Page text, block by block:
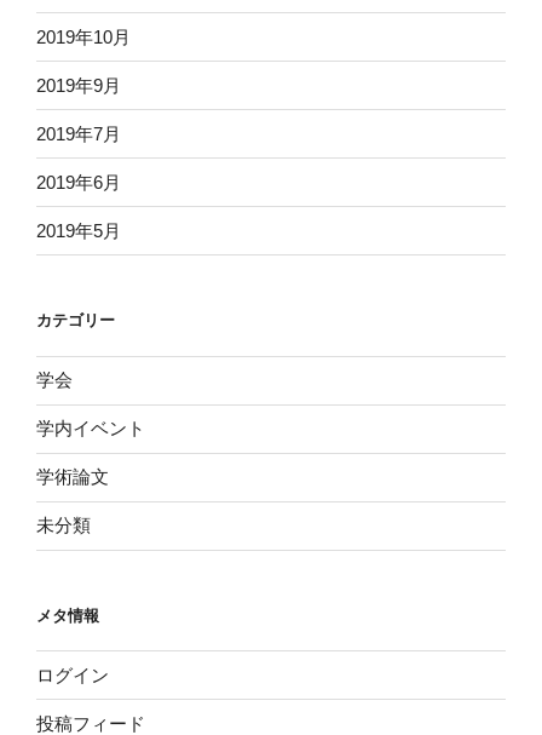
2019年10月
2019年9月
2019年7月
2019年6月
2019年5月
カテゴリー
学会
学内イベント
学術論文
未分類
メタ情報
ログイン
投稿フィード